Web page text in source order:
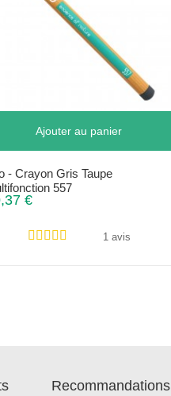
Ajouter au panier
- Crayon Gris Taupe
557
€
1 avis
Recommandations